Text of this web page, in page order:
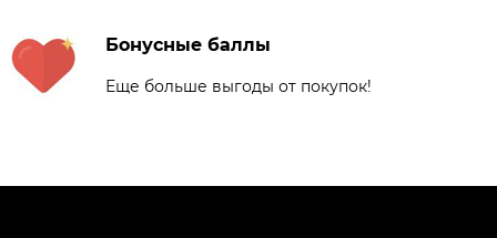
Бонусные баллы
Еще больше выгоды от покупок!